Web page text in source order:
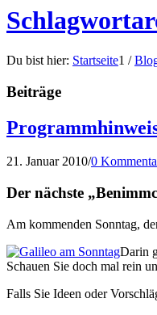
Du bist hier: Startseite1 /
Beiträge
21. Januar 2010/0
Der nächste
Am kommenden Sonntag,
Darin
Schauen Sie doch mal rein
Falls Sie Ideen oder